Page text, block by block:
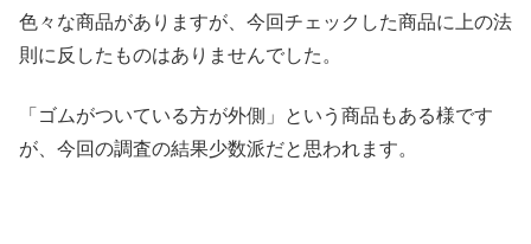
色々な商品がありますが、今回チェックした商品に上の法
則に反したものはありませんでした。
「ゴムがついている方が外側」という商品もある様です
が、今回の調査の結果少数派だと思われます。